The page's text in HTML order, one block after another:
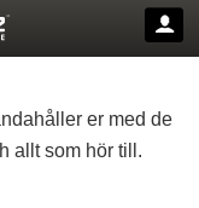
er med de
allt som hör till.